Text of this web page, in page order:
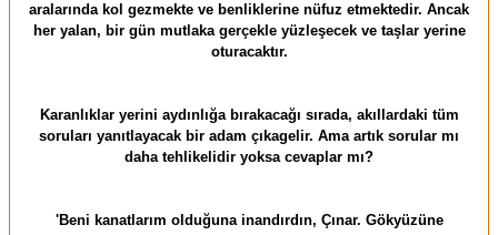
aralarında kol gezmekte ve benliklerine nüfuz etmektedir. Ancak
her yalan, bir gün mutlaka gerçekle yüzleşecek ve taşlar yerine
oturacaktır.
Karanlıklar yerini aydınlığa bırakacağı sırada, akıllardaki tüm
soruları yanıtlayacak bir adam çıkagelir. Ama artık sorular mı
daha tehlikelidir yoksa cevaplar mı?
'Beni kanatlarım olduğuna inandırdın, Çınar. Gökyüzüne